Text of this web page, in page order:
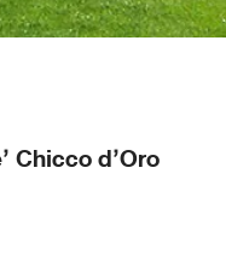
Chicco d’Oro